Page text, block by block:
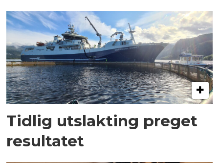
Tidlig utslakting preget
resultatet